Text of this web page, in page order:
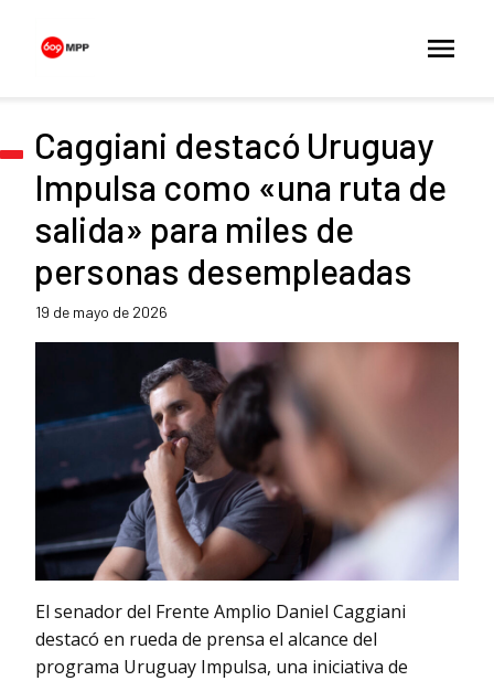
Caggiani destacó Uruguay
Impulsa como «una ruta de
salida» para miles de
personas desempleadas
19 de mayo de 2026
El senador del Frente Amplio Daniel Caggiani
destacó en rueda de prensa el alcance del
programa Uruguay Impulsa, una iniciativa de